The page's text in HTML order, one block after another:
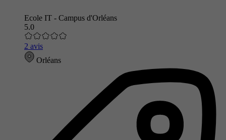
Ecole IT - Campus d'Orléans
5.0
2 avis
Orléans